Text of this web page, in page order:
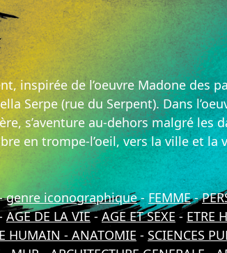
inspirée de l’oeuvre Madone des
Serpe (rue du Serpent). Dans
s’aventure au-dehors malgré les
en trompe-l’oeil, vers la ville et
genre iconographique-FEMME-
AGE DE LA VIE-AGE ET SEXE - ETRE
HUMAIN - ANATOMIE - SCIENCES